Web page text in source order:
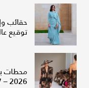
حقائب
توقيع
محطات
2026 – 2027